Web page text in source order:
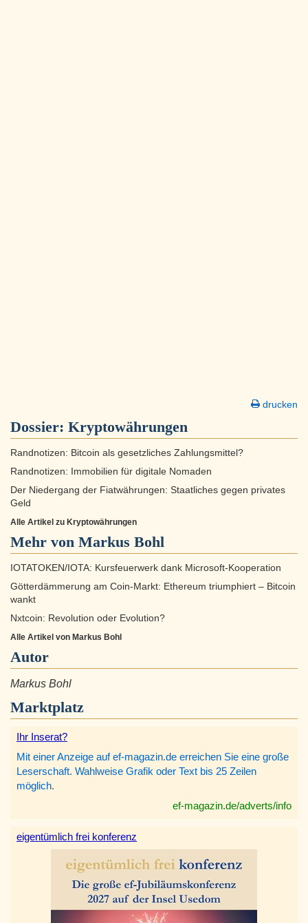
drucken
Dossier: Kryptowährungen
Randnotizen: Bitcoin als gesetzliches Zahlungsmittel?
Randnotizen: Immobilien für digitale Nomaden
Der Niedergang der Fiatwährungen: Staatliches gegen privates
Geld
Alle Artikel zu Kryptowährungen
Mehr von Markus Bohl
IOTATOKEN/IOTA: Kursfeuerwerk dank Microsoft-Kooperation
Götterdämmerung am Coin-Markt: Ethereum triumphiert – Bitcoin
wankt
Nxtcoin: Revolution oder Evolution?
Alle Artikel von Markus Bohl
Autor
Markus Bohl
Marktplatz
Ihr Inserat?
Mit einer Anzeige auf ef-magazin.de erreichen Sie eine große
Leserschaft. Wahlweise Grafik oder Text bis 25 Zeilen
möglich.
ef-magazin.de/adverts/info
eigentümlich frei konferenz